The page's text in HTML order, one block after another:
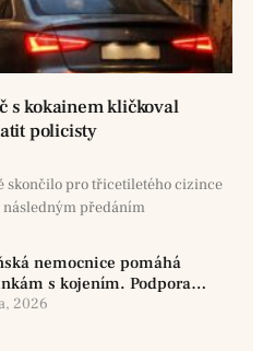
s kokainem kličkoval
policisty
skončilo pro třicetiletého cizince
předáním
nemocnice pomáhá
s kojením. Podpora
už před porodem
2026